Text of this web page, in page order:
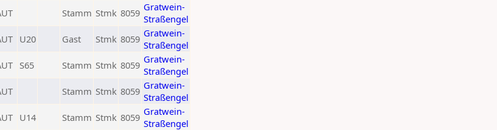
Stamm Stmk 8059 Gratwein-
Straßengel
U20 Gast Stmk 8059 Gratwein-
Straßengel
S65 Stamm Stmk 8059 Gratwein-
Straßengel
Stamm Stmk 8059 Gratwein-
Straßengel
U14 Stamm Stmk 8059 Gratwein-
Straßengel